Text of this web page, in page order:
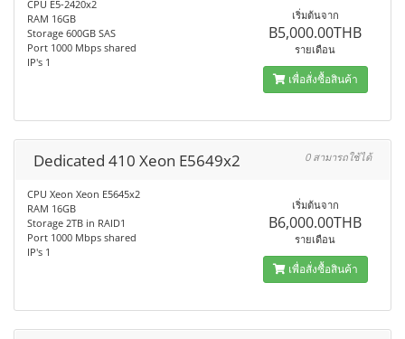
CPU E5-2420x2
RAM 16GB
Storage 600GB SAS
Port 1000 Mbps shared
IP's 1
เริ่มต้นจาก
B5,000.00THB
รายเดือน
เพื่อสั่งซื้อสินค้า
Dedicated 410 Xeon E5649x2 0 สามารถใช้ได้
CPU Xeon Xeon E5645x2
RAM 16GB
Storage 2TB in RAID1
Port 1000 Mbps shared
IP's 1
เริ่มต้นจาก
B6,000.00THB
รายเดือน
เพื่อสั่งซื้อสินค้า